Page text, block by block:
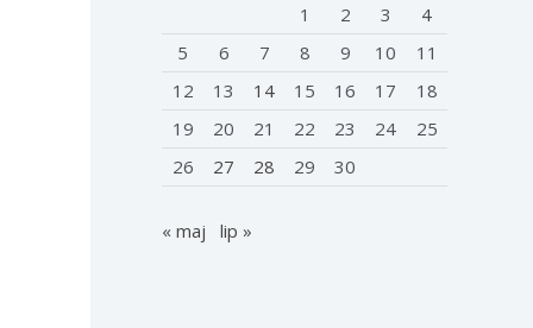
1
2 3
4
5
6 7 8 9 10
11
12
13 14 15 16 17
18
19
20 21 22 23 24
25
26
27 28 29 30
« maj lip »